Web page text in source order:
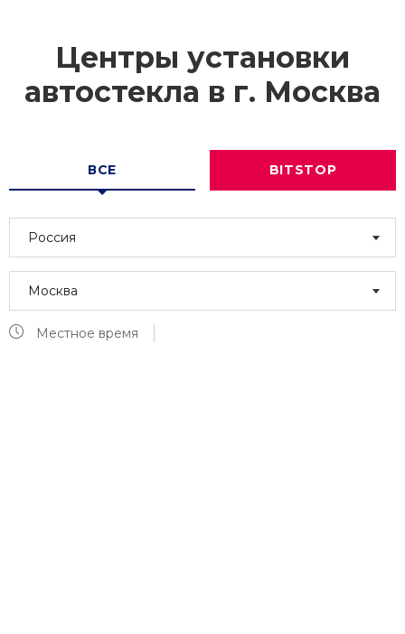
Центры установки
автостекла в г. Москва
ВСЕ BITSTOP
Россия
Москва
Местное время